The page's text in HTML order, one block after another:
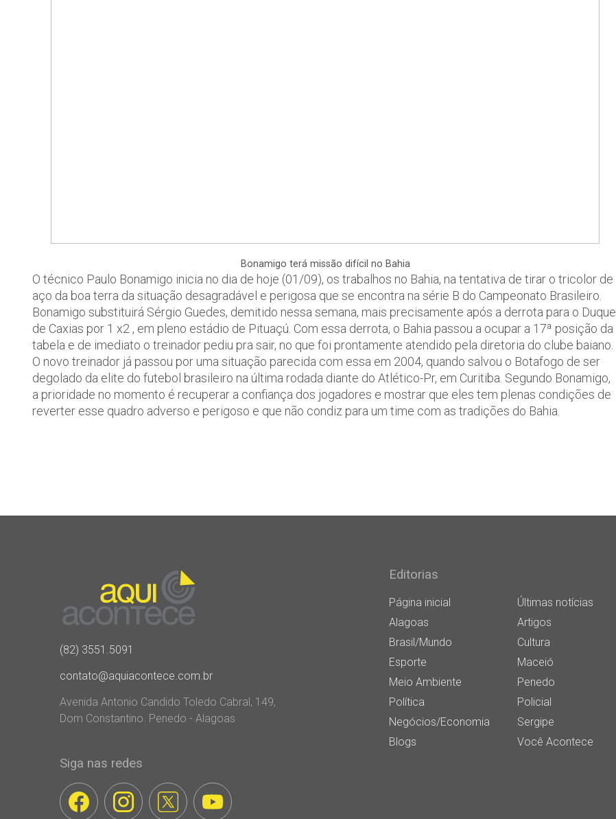
Bonamigo terá missão difícil no Bahia
O técnico Paulo Bonamigo inicia no dia de hoje (01/09), os trabalhos no Bahia, na tentativa de tirar o tricolor de
aço da boa terra da situação desagradável e perigosa que se encontra na série B do Campeonato Brasileiro.
Bonamigo substituirá Sérgio Guedes, demitido nessa semana, mais precisamente após a derrota para o Duque
de Caxias por 1 x2 , em pleno estádio de Pituaçú. Com essa derrota, o Bahia passou a ocupar a 17ª posição da
tabela e de imediato o treinador pediu pra sair, no que foi prontamente atendido pela diretoria do clube baiano.
O novo treinador já passou por uma situação parecida com essa em 2004, quando salvou o Botafogo de ser
degolado da elite do futebol brasileiro na última rodada diante do Atlético-Pr, em Curitiba. Segundo Bonamigo,
a prioridade no momento é recuperar a confiança dos jogadores e mostrar que eles tem plenas condições de
reverter esse quadro adverso e perigoso e que não condiz para um time com as tradições do Bahia.
(82) 3551.5091
contato@aquiacontece.com.br
Avenida Antonio Candido Toledo Cabral, 149,
Dom Constantino. Penedo - Alagoas
Siga nas redes
Editorias
Página inicial
Últimas notícias
Alagoas
Artigos
Brasil/Mundo
Cultura
Esporte
Maceió
Meio Ambiente
Penedo
Política
Policial
Negócios/Economia
Sergipe
Blogs
Você Acontece